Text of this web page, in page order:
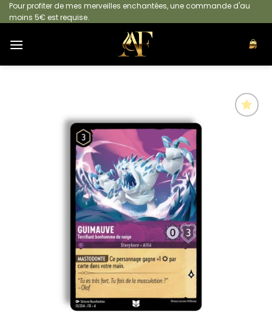
Passer
au
contenu
Pour profiter de mes merveilles enchantées, une commande d'au
moins 5€ est requise.